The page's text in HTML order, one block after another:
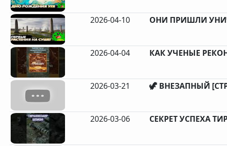
2026-04-10 ОНИ ПРИШЛИ
2026-04-04 КАК УЧЕНЫЕ
2026-03-21 🦖 ВНЕЗАПНЫЙ
2026-03-06 СЕКРЕТ УСПЕХА